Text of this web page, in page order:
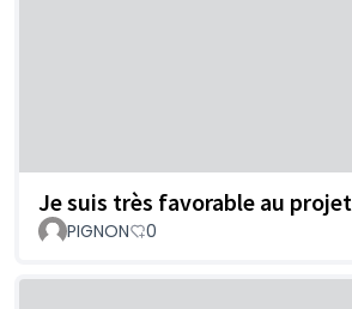
Je suis très favorable au projet
PIGNON 0